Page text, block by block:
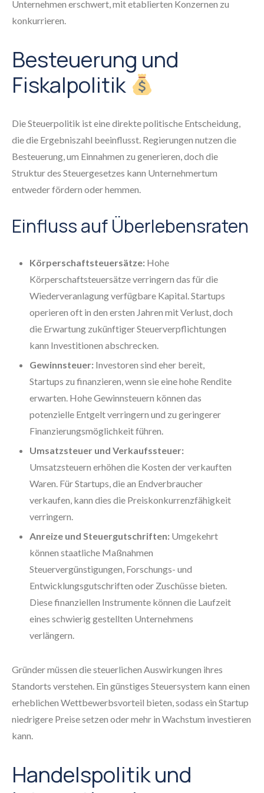
Unternehmen erschwert, mit etablierten Konzernen zu
konkurrieren.
Besteuerung und
Fiskalpolitik
Die Steuerpolitik ist eine direkte politische Entscheidung,
die die Ergebniszahl beeinflusst. Regierungen nutzen die
Besteuerung, um Einnahmen zu generieren, doch die
Struktur des Steuergesetzes kann Unternehmertum
entweder fördern oder hemmen.
Einfluss auf Überlebensraten
Körperschaftsteuersätze: Hohe
Körperschaftsteuersätze verringern das für die
Wiederveranlagung verfügbare Kapital. Startups
operieren oft in den ersten Jahren mit Verlust, doch
die Erwartung zukünftiger Steuerverpflichtungen
kann Investitionen abschrecken.
Gewinnsteuer: Investoren sind eher bereit,
Startups zu finanzieren, wenn sie eine hohe Rendite
erwarten. Hohe Gewinnsteuern können das
potenzielle Entgelt verringern und zu geringerer
Finanzierungsmöglichkeit führen.
Umsatzsteuer und Verkaufssteuer:
Umsatzsteuern erhöhen die Kosten der verkauften
Waren. Für Startups, die an Endverbraucher
verkaufen, kann dies die Preiskonkurrenzfähigkeit
verringern.
Anreize und Steuergutschriften: Umgekehrt
können staatliche Maßnahmen
Steuervergünstigungen, Forschungs- und
Entwicklungsgutschriften oder Zuschüsse bieten.
Diese finanziellen Instrumente können die Laufzeit
eines schwierig gestellten Unternehmens
verlängern.
Gründer müssen die steuerlichen Auswirkungen ihres
Standorts verstehen. Ein günstiges Steuersystem kann einen
erheblichen Wettbewerbsvorteil bieten, sodass ein Startup
niedrigere Preise setzen oder mehr in Wachstum investieren
kann.
Handelspolitik und